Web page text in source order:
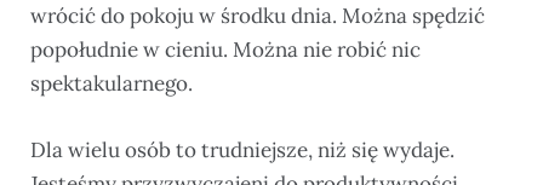
wrócić do pokoju w środku dnia. Można spędzić
popołudnie w cieniu. Można nie robić nic
spektakularnego.
Dla wielu osób to trudniejsze, niż się wydaje.